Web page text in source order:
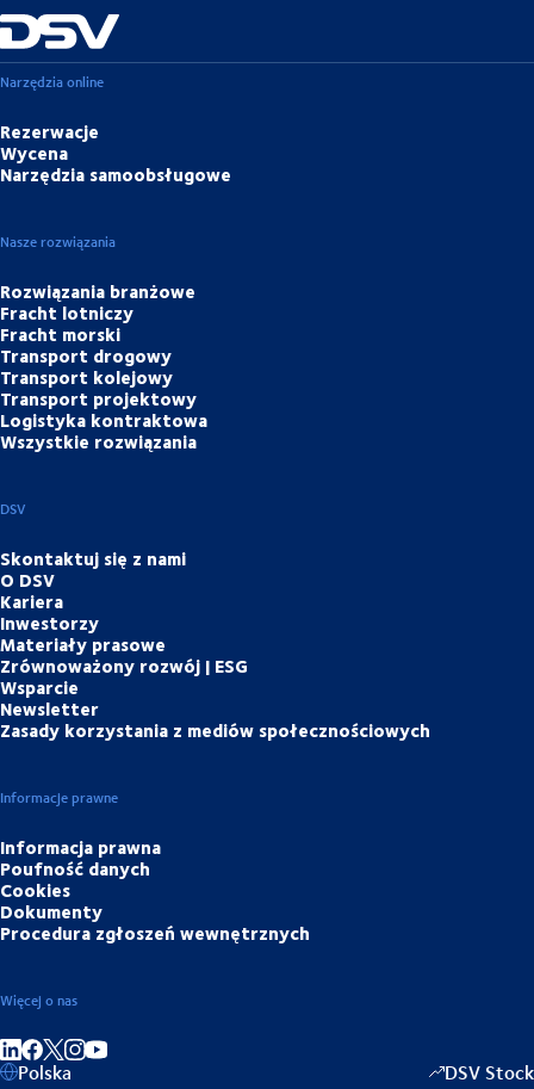
Narzędzia online
Rezerwacje
Wycena
Narzędzia samoobsługowe
Nasze rozwiązania
Rozwiązania branżowe
Fracht lotniczy
Fracht morski
Transport drogowy
Transport kolejowy
Transport projektowy
Logistyka kontraktowa
Wszystkie rozwiązania
DSV
Skontaktuj się z nami
O DSV
Kariera
Inwestorzy
Materiały prasowe
Zrównoważony rozwój | ESG
Wsparcie
Newsletter
Zasady korzystania z mediów społecznościowych
Informacje prawne
Informacja prawna
Poufność danych
Cookies
Dokumenty
Procedura zgłoszeń wewnętrznych
Więcej o nas
Share on linkedIn
Share on Facebook
Share on Instagram
Polska DSV Stock